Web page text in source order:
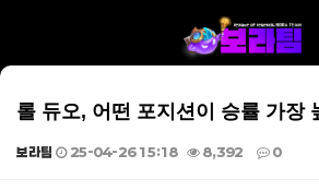
롤 듀오, 어떤 포지션이 승률 가장
보라팀 25-04-26 15:18 8,392 0